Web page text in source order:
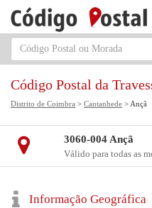
Código Postal da
Distrito de Coimbra > Cantanhede > Ançã
3060-004 Ançã
Válido para todas as
Informação Geográfica